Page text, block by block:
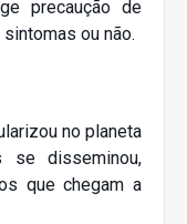
precaução de
ou não.
no planeta
se disseminou,
que chegam a